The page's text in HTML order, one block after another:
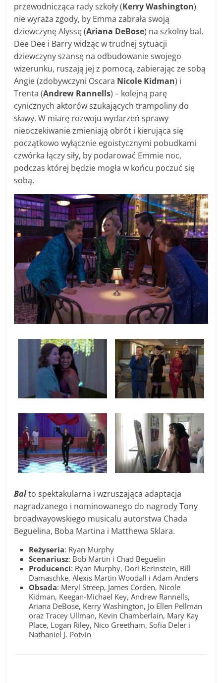
przewodnicząca rady szkoły (Kerry Washington)
nie wyraża zgody, by Emma zabrała swoją
dziewczynę Alyssę (Ariana DeBose) na szkolny bal.
Dee Dee i Barry widząc w trudnej sytuacji
dziewczyny szansę na odbudowanie swojego
wizerunku, ruszają jej z pomocą, zabierając ze sobą
Angie (zdobywczyni Oscara Nicole Kidman) i
Trenta (Andrew Rannells) – kolejną parę
cynicznych aktorów szukających trampoliny do
sławy. W miarę rozwoju wydarzeń sprawy
nieoczekiwanie zmieniają obrót i kierująca się
początkowo wyłącznie egoistycznymi pobudkami
czwórka łączy siły, by podarować Emmie noc,
podczas której będzie mogła w końcu poczuć się
sobą.
Balto spektakularna i wzruszająca adaptacja
nagradzanego i nominowanego do nagrody Tony
broadwayowskiego musicalu autorstwa Chada
Beguelina, Boba Martina i Matthewa Sklara.
Reżyseria: Ryan Murphy
Scenariusz: Bob Martin i Chad Beguelin
Producenci: Ryan Murphy, Dori Berinstein, Bill
Damaschke, Alexis Martin Woodall i Adam Anders
Obsada: Meryl Streep, James Corden, Nicole
Kidman, Keegan-Michael Key, Andrew Rannells,
Ariana DeBose, Kerry Washington, Jo Ellen Pellman
oraz Tracey Ullman, Kevin Chamberlain, Mary Kay
Place, Logan Riley, Nico Greetham, Sofia Deler i
Nathaniel J. Potvin